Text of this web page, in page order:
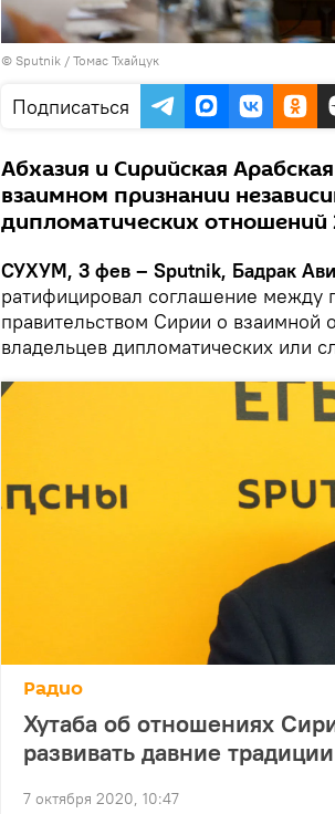
© Sputnik / Томас Тхайцук
Подписаться
Абхазия и Сирийская
взаимном признании
дипломатических отношений
СУХУМ, 3 фев – Sputnik, Бадрак
ратифицировал соглашение между
правительством Сирии о взаимной
владельцев дипломатических или
Радио
Хутаба об отношениях
развивать давние традиции
7 октября 2020, 10:47